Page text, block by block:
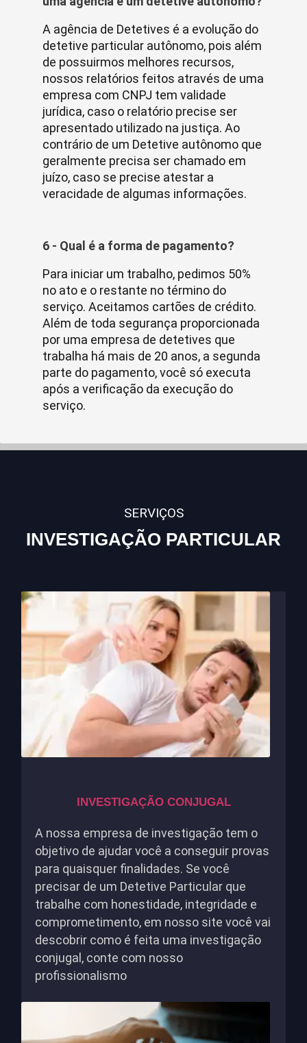
A agência de Detetives é a evolução do
detetive particular autônomo, pois além
de possuirmos melhores recursos,
nossos relatórios feitos através de uma
empresa com CNPJ tem validade
jurídica, caso o relatório precise ser
apresentado utilizado na justiça. Ao
contrário de um Detetive autônomo que
geralmente precisa ser chamado em
juízo, caso se precise atestar a
veracidade de algumas informações.
6 - Qual é a forma de pagamento?
Para iniciar um trabalho, pedimos 50%
no ato e o restante no término do
serviço. Aceitamos cartões de crédito.
Além de toda segurança proporcionada
por uma empresa de detetives que
trabalha há mais de 20 anos, a segunda
parte do pagamento, você só executa
após a verificação da execução do
serviço.
SERVIÇOS
INVESTIGAÇÃO PARTICULAR
INVESTIGAÇÃO CONJUGAL
A nossa empresa de investigação tem o
objetivo de ajudar você a conseguir provas
para quaisquer finalidades. Se você
precisar de um Detetive Particular que
trabalhe com honestidade, integridade e
comprometimento, em nosso site você vai
descobrir como é feita uma investigação
conjugal, conte com nosso
profissionalismo